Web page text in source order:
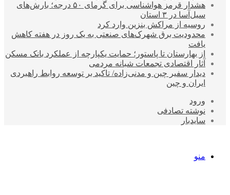
هشدار قرمز هواشناسی برای گرمای ۵۰ درجه؛ بارش‌های
سیل‌آسا در ۳ استان
روسیه از مراکش بنزین وارد کرد
محدودیت برق شهرک‌های صنعتی به یک روز در هفته کاهش
یافت
از بهارستان تا پاستور؛ حمایت یکپارچه از عملکرد بانک مسکن
آثار اقتصادی تجمعات شبانه مردمی
دیدار سفیر چین و مدنی‌زاده/ تاکید بر توسعه روابط راهبردی
ایران و چین
ورود
نوشته تصادفی
سایدبار
منو